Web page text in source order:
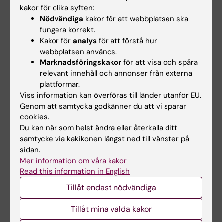
snakePipes: facilitating flexible, scalable and
integrative epigenomic analysis.
Bhardwaj V; Heyne S; Sikora K; Rabbani L;
Rauer M; Kilpert F; Richter AS; Ryan DP; Manke
Alla övriga publikationer
LETTER:LEUKEMIA.2026;40(2):454-458
Molecular and functional characterization of
the B-cell receptor in chronic lymphocytic
leukemia-like monoclonal B-cell
lymphocytosis
Agathangelidis A; Iatrou A; Pechlivanis N;
Karakatsoulis G; Zaragoza-Infante L;
Galigalidou C; Maity PC; Ranghetti P; Almeida
J; Fuentes-Herrero B; Navarro A; Alcoceba M;
kakor för olika syften:
Nödvändiga kakor för att webbplatsen ska
fungera korrekt.
Kakor för analys för att förstå hur
webbplatsen används.
Marknadsföringskakor för att visa och spåra
relevant innehåll och annonser från externa
plattformar.
Viss information kan överföras till länder utanför EU.
Genom att samtycka godkänner du att vi sparar
cookies.
Du kan när som helst ändra eller återkalla ditt
samtycke via kakikonen längst ned till vänster på
sidan.
Mer information om våra kakor
Read this information in English
Tillåt endast nödvändiga
Tillåt mina valda kakor